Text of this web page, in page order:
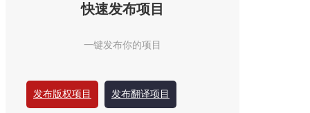
快速发布项目
一键发布你的项目
发布版权项目 发布翻译项目